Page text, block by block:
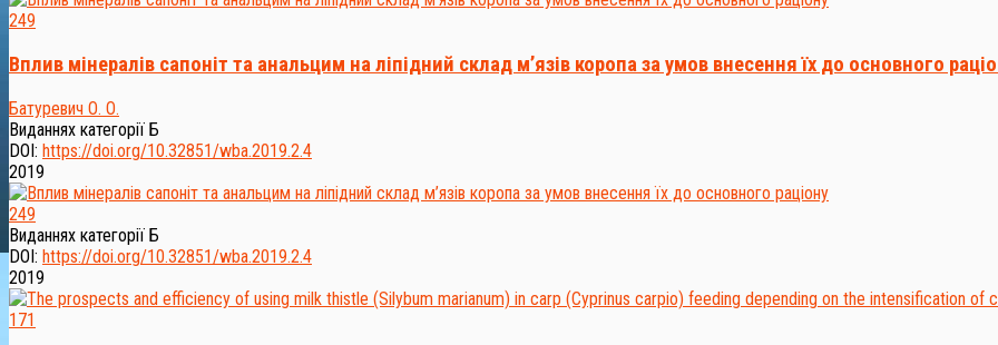
249
Вплив мінералів сапоніт та анальцим на ліпідний склад м’язів коропа за умов внесення їх до основного
Батуревич О. О.
Виданнях категорії Б
DOI: https://doi.org/10.32851/wba.2019.2.4
2019
249
Виданнях категорії Б
DOI: https://doi.org/10.32851/wba.2019.2.4
2019
171